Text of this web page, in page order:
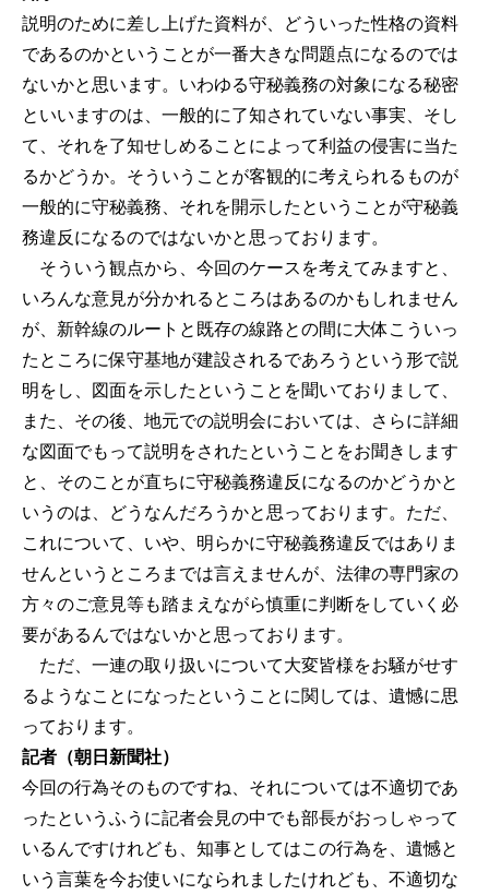
説明のために差し上げた資料が、どういった性格の資料
であるのかということが一番大きな問題点になるのでは
ないかと思います。いわゆる守秘義務の対象になる秘密
といいますのは、一般的に了知されていない事実、そし
て、それを了知せしめることによって利益の侵害に当た
るかどうか。そういうことが客観的に考えられるものが
一般的に守秘義務、それを開示したということが守秘義
務違反になるのではないかと思っております。
そういう観点から、今回のケースを考えてみますと、
いろんな意見が分かれるところはあるのかもしれません
が、新幹線のルートと既存の線路との間に大体こういっ
たところに保守基地が建設されるであろうという形で説
明をし、図面を示したということを聞いておりまして、
また、その後、地元での説明会においては、さらに詳細
な図面でもって説明をされたということをお聞きします
と、そのことが直ちに守秘義務違反になるのかどうかと
いうのは、どうなんだろうかと思っております。ただ、
これについて、いや、明らかに守秘義務違反ではありま
せんというところまでは言えませんが、法律の専門家の
方々のご意見等も踏まえながら慎重に判断をしていく必
要があるんではないかと思っております。
ただ、一連の取り扱いについて大変皆様をお騒がせす
るようなことになったということに関しては、遺憾に思
っております。
記者（朝日新聞社）
今回の行為そのものですね、それについては不適切であ
ったというふうに記者会見の中でも部長がおっしゃって
いるんですけれども、知事としてはこの行為を、遺憾と
いう言葉を今お使いになられましたけれども、不適切な